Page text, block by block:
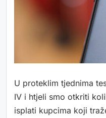
U proteklim tjednima
IV i htjeli smo otkriti
isplati kupcima koji